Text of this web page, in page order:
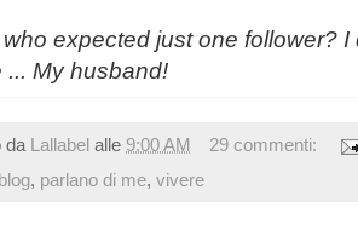
expected just one follower? I
... Myhusband!
da Lallabel alle 9:00 AM
29 commenti:
blog, parlano di me, vivere